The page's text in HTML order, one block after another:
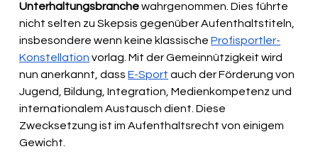
Unterhaltungsbranche wahrgenommen. Dies führte
nicht selten zu Skepsis gegenüber Aufenthaltstiteln,
insbesondere wenn keine klassische Profisportler-
Konstellation vorlag. Mit der Gemeinnützigkeit wird
nun anerkannt, dass E-Sport auch der Förderung von
Jugend, Bildung, Integration, Medienkompetenz und
internationalem Austausch dient. Diese
Zwecksetzung ist im Aufenthaltsrecht von einigem
Gewicht.